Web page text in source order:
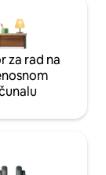
za rad na